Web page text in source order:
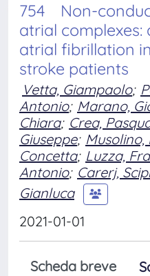
754 Non-
atrial
atrial fibrillation
stroke patients
Vetta, Giampaolo;
Antonio; Marano,
Chiara; Crea,
Giuseppe; Musolino,
Concetta; Luzza,
Antonio; Carerj,
Gianluca
2021-01-01
Scheda breve